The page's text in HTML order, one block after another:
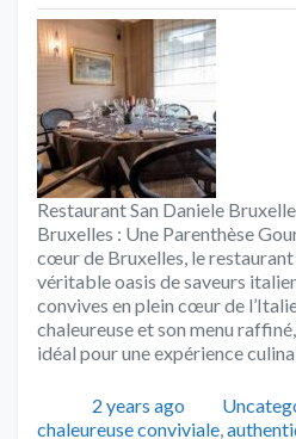
Restaurant San Daniele
Bruxelles : Une Parenthèse
cœur de Bruxelles, le restaurant
véritable oasis de saveurs
convives en plein cœur de
chaleureuse et son menu
idéal pour une expérience
Publié2 years ago
chaleureuse conviviale,